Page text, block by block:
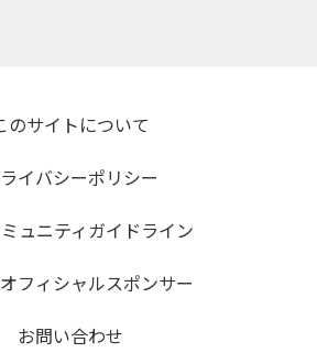
のサイトについて
イバシーポリシー
ュニティガイドライン
フィシャルスポンサー
お問い合わせ